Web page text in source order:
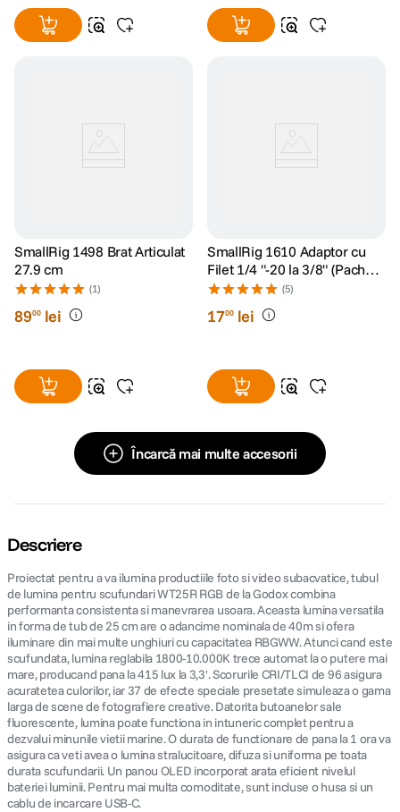
SmallRig 1498 Brat Articulat
27.9 cm
(1)
8900 lei
SmallRig 1610 Adaptor cu
Filet 1/4 "-20 la 3/8" (Pachet
de 5)
(5)
1700 lei
Încarcă mai multe accesorii
Descriere
Proiectat pentru a va ilumina productiile foto si video subacvatice, tubul
de lumina pentru scufundari WT25R RGB de la Godox combina
performanta consistenta si manevrarea usoara. Aceasta lumina versatila
in forma de tub de 25 cm are o adancime nominala de 40m si ofera
iluminare din mai multe unghiuri cu capacitatea RBGWW. Atunci cand este
scufundata, lumina reglabila 1800-10.000K trece automat la o putere mai
mare, producand pana la 415 lux la 3,3'. Scorurile CRI/TLCI de 96 asigura
acuratetea culorilor, iar 37 de efecte speciale presetate simuleaza o gama
larga de scene de fotografiere creative. Datorita butoanelor sale
fluorescente, lumina poate functiona in intuneric complet pentru a
dezvalui minunile vietii marine. O durata de functionare de pana la 1 ora va
asigura ca veti avea o lumina stralucitoare, difuza si uniforma pe toata
durata scufundarii. Un panou OLED incorporat arata eficient nivelul
bateriei luminii. Pentru mai multa comoditate, sunt incluse o husa si un
cablu de incarcare USB-C.